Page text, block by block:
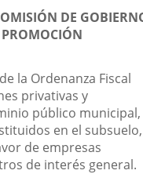
DE
la Ordenanza Fiscal
privativas y
público municipal,
en el subsuelo,
de empresas
de interés general.